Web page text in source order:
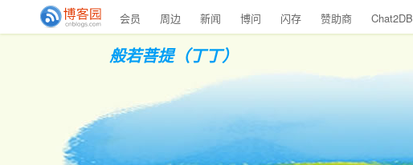
会员 周边 新闻 博问 闪存 赞助商 Chat2DB
般若菩提（丁丁）